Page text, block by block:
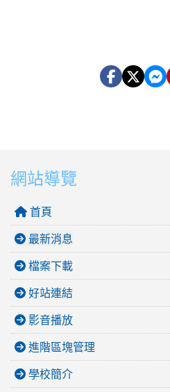
網站導覽
首頁
最新消息
檔案下載
好站連結
影音播放
進階區塊管理
學校簡介